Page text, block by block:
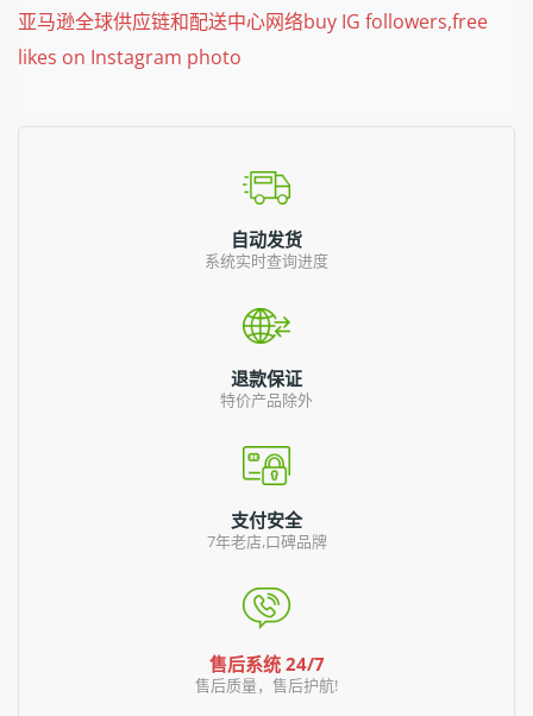
亚马逊全球供应链和配送中心网络buy IG followers,free
likes on Instagram photo
自动发货
系统实时查询进度
退款保证
特价产品除外
支付安全
7年老店,口碑品牌
售后系统 24/7
售后质量，售后护航!